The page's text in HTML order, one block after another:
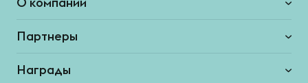
Партнеры
Награды